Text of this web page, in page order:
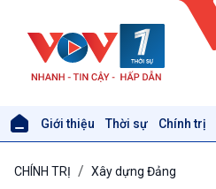
Giới thiệu Thời sự Chính trị
CHÍNH TRỊ Xây dựng Đảng